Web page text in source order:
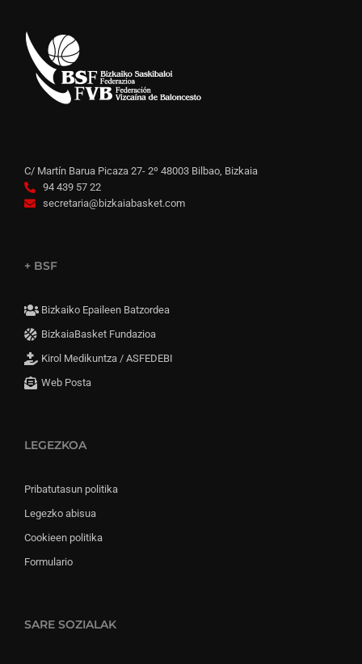
C/ Martín Barua Picaza 27- 2º 48003 Bilbao, Bizkaia
94 439 57 22
secretaria@bizkaiabasket.com
+ BSF
Bizkaiko Epaileen Batzordea
BizkaiaBasket Fundazioa
Kirol Medikuntza / ASFEDEBI
Web Posta
LEGEZKOA
Pribatutasun politika
Legezko abisua
Cookieen politika
Formulario
SARE SOZIALAK